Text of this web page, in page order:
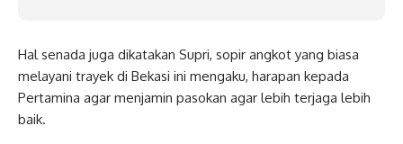
Hal senada juga dikatakan Supri, sopir angkot yang biasa
melayani trayek di Bekasi ini mengaku, harapan kepada
Pertamina agar menjamin pasokan agar lebih terjaga lebih
baik.